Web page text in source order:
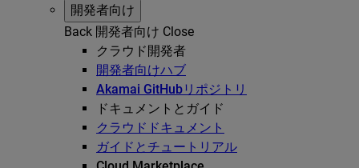
開発者向け
Back 開発者向け Close
クラウド開発者
開発者向けハブ
Akamai GitHubリポジトリ
ドキュメントとガイド
クラウドドキュメント
ガイドとチュートリアル